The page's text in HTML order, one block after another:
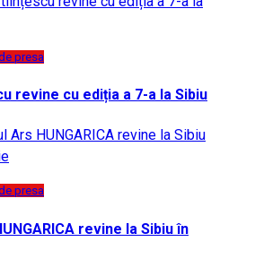
presa
revine cu ediția a 7-a la Sibiu
presa
revine la Sibiu în